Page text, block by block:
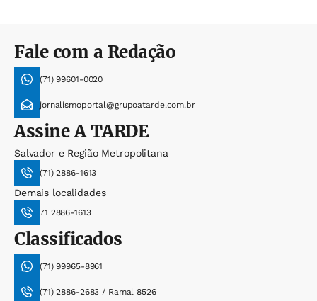
Fale com a Redação
(71) 99601-0020
jornalismoportal@grupoatarde.com.br
AssineA TARDE
Salvador e Região Metropolitana
(71) 2886-1613
Demais localidades
71 2886-1613
Classificados
(71) 99965-8961
(71) 2886-2683 / Ramal 8526